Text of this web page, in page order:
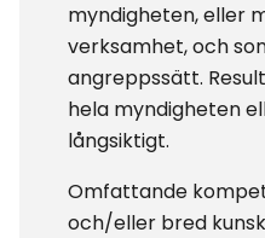
myndigheten, eller
verksamhet, och
angreppssätt.
hela myndigheten
långsiktigt.
Omfattande
och/eller bred